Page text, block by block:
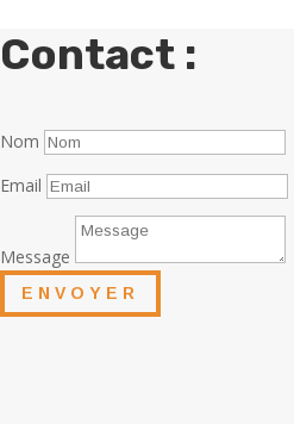
Encore merci.
Contact :
Nom
Email
Message
ENVOYER